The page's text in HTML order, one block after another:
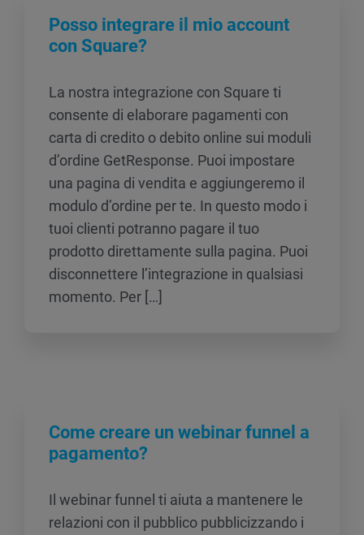
Posso integrare il mio account
con Square?
La nostra integrazione con Square ti
consente di elaborare pagamenti con
carta di credito o debito online sui moduli
d’ordine GetResponse. Puoi impostare
una pagina di vendita e aggiungeremo il
modulo d’ordine per te. In questo modo i
tuoi clienti potranno pagare il tuo
prodotto direttamente sulla pagina. Puoi
disconnettere l’integrazione in qualsiasi
momento. Per […]
Come creare un webinar funnel a
pagamento?
Il webinar funnel ti aiuta a mantenere le
relazioni con il pubblico pubblicizzando i